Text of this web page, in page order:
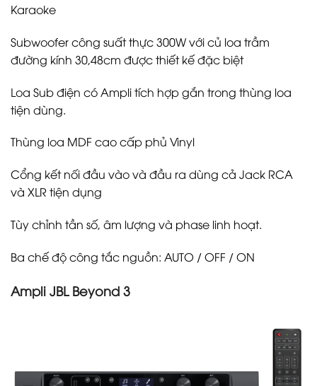
Karaoke
Subwoofer công suất thực 300W với củ loa trầm
đường kính 30,48cm được thiết kế đặc biệt
Loa Sub điện có Ampli tích hợp gắn trong thùng loa
tiện dùng.
Thùng loa MDF cao cấp phủ Vinyl
Cổng kết nối đầu vào và đầu ra dùng cả Jack RCA
và XLR tiện dụng
Tùy chỉnh tần số, âm lượng và phase linh hoạt.
Ba chế độ công tắc nguồn: AUTO / OFF / ON
Ampli JBL Beyond 3